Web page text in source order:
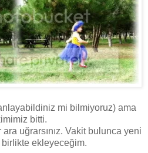
mi bilmiyoruz) ama
bitti.
uğrarsınız. Vakit bulunca yeni
birlikte ekleyeceğim.